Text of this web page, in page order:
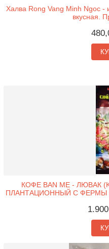
Халва Rong Vang Minh Ngoc -
вкусная.
КОФЕ BAN ME - ЛЮВАК
ПЛАНТАЦИОННЫЙ С ФЕРМЫ